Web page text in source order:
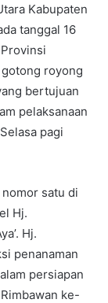
Kabupaten
tanggal 16
royong
bertujuan
pelaksanaan
pagi
satu di
Hj.
Hj.
penanaman
persiapan
ke-